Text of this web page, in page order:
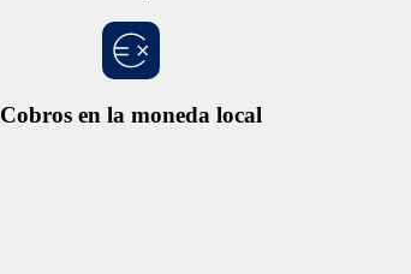
Cobros en la moneda local